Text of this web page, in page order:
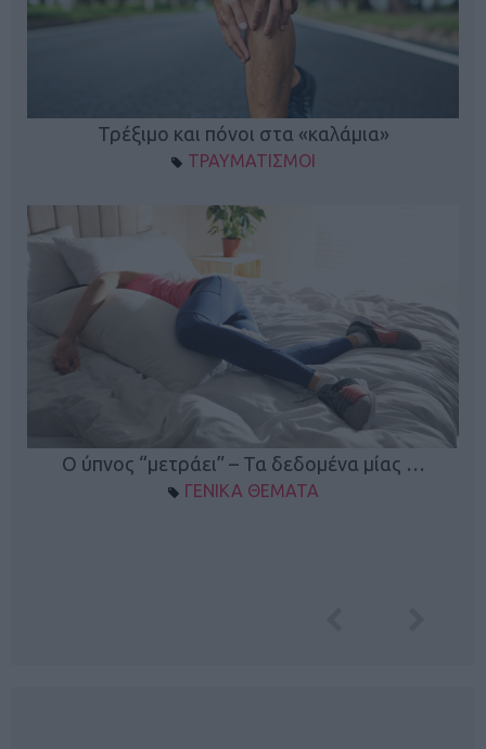
Τρέξιμο και πόνοι στα «καλάμια»
ΤΡΑΥΜΑΤΙΣΜΟΙ
Ο ύπνος “μετράει” – Τα δεδομένα μίας …
ΓΕΝΙΚΑ ΘΕΜΑΤΑ